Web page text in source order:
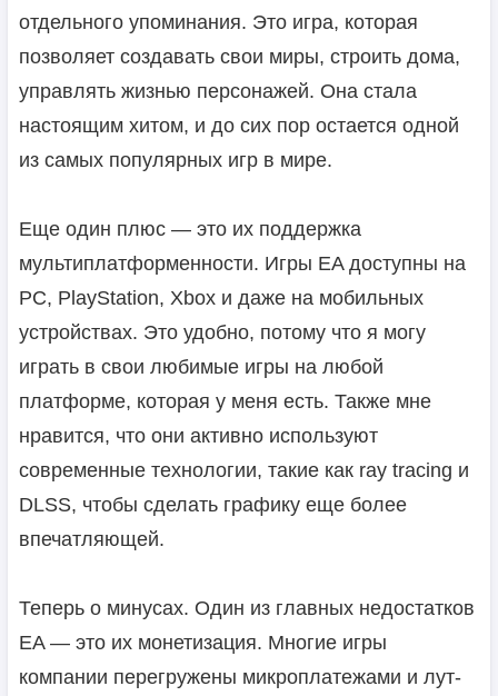
отдельного упоминания. Это игра, которая
позволяет создавать свои миры, строить дома,
управлять жизнью персонажей. Она стала
настоящим хитом, и до сих пор остается одной
из самых популярных игр в мире.
Еще один плюс — это их поддержка
мультиплатформенности. Игры EA доступны на
PC, PlayStation, Xbox и даже на мобильных
устройствах. Это удобно, потому что я могу
играть в свои любимые игры на любой
платформе, которая у меня есть. Также мне
нравится, что они активно используют
современные технологии, такие как ray tracing и
DLSS, чтобы сделать графику еще более
впечатляющей.
Теперь о минусах. Один из главных недостатков
EA — это их монетизация. Многие игры
компании перегружены микроплатежами и лут-